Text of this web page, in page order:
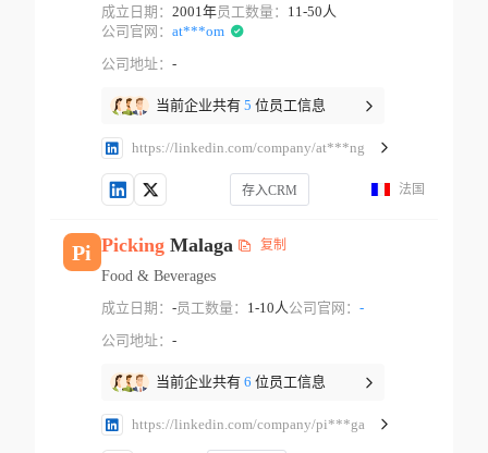
成立日期： 2001年员工数量： 11-50人
公司官网： at***om
公司地址： -
当前企业共有 5 位员工信息
https://linkedin.com/company/at***ng
存入CRM 法国
Pi PickingMalaga 复制
Food & Beverages
成立日期： -员工数量： 1-10人公司官网： -
公司地址： -
当前企业共有 6 位员工信息
https://linkedin.com/company/pi***ga